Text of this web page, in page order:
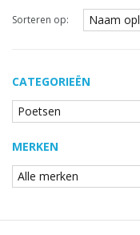
Sorteren op:
CATEGORIEËN
MERKEN